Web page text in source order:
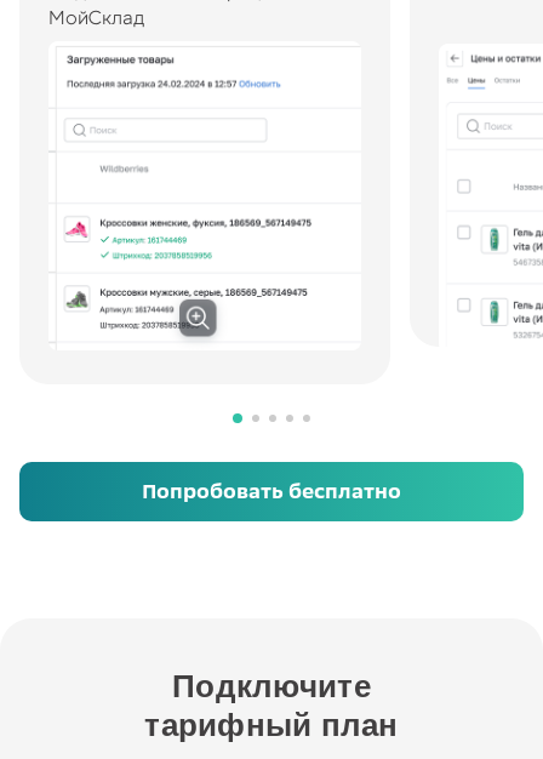
МойСклад
Попробовать бесплатно
Подключите
тарифный план